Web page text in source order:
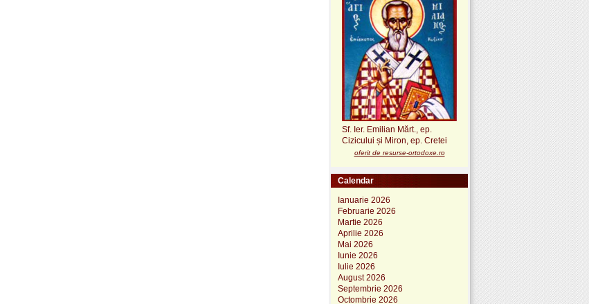
Sf. Ier. Emilian Mărt., ep.
Cizicului și Miron, ep. Cretei
oferit de resurse-ortodoxe.ro
Calendar
Ianuarie 2026
Februarie 2026
Martie 2026
Aprilie 2026
Mai 2026
Iunie 2026
Iulie 2026
August 2026
Septembrie 2026
Octombrie 2026